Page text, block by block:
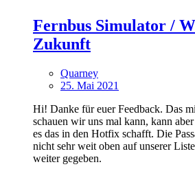
Fernbus Simulator /
Zukunft
Quarney
25. Mai 2021
Hi! Danke für euer Feedback. Das
schauen wir uns mal kann, kann
es das in den Hotfix schafft. Die
nicht sehr weit oben auf unserer
weiter gegeben.